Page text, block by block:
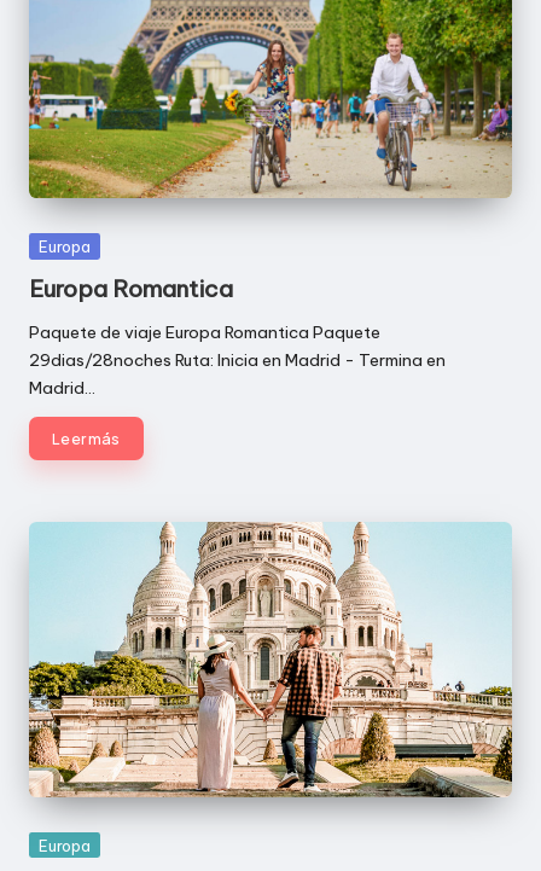
Publicada
Europa
Europa Romantica
Paquete de viaje Europa Romantica Paquete
29dias/28noches Ruta: Inicia en Madrid - Termina en
Madrid…
Leer más
Publicada
Europa